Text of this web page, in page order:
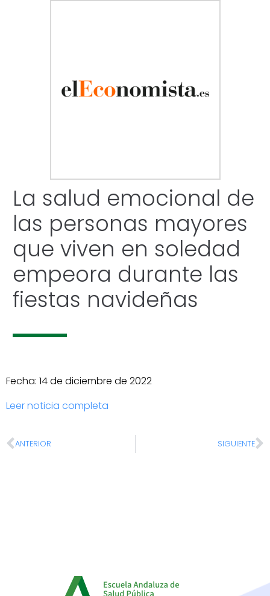
La salud emocional de
las personas mayores
que viven en soledad
empeora durante las
fiestas navideñas
Fecha: 14 de diciembre de 2022
Leer noticia completa
ANTERIOR SIGUIENTE